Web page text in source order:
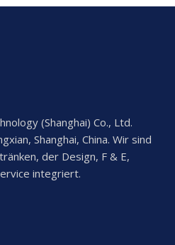
(Shanghai) Co., Ltd.
Shanghai, China. Wir sind
der Design, F & E,
integriert.